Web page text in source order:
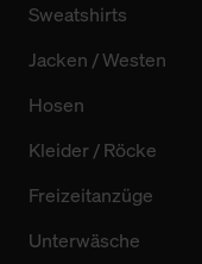
Sweatshirts
Jacken / Westen
Hosen
Kleider / Röcke
Freizeitanzüge
Unterwäsche